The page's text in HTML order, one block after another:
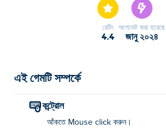
রেটিং
4.4
আপডেট করা হয়েছে
জানু ২০২৪
এই গেমটি সম্পর্কে
কন্ট্রোল
আঁকতে Mouse click করুন।